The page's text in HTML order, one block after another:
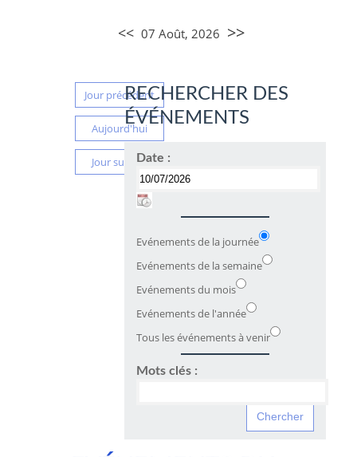
<< 07 Août, 2026 >>
Jour précédent
Aujourd'hui
Jour suivant
RECHERCHER DES
ÉVÉNEMENTS
Date :
Evénements de la journée
Evénements de la semaine
Evénements du mois
Evénements de l'année
Tous les événements à venir
Mots clés :